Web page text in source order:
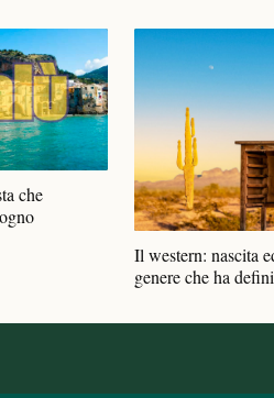
che
Il western: nascita
genere che ha